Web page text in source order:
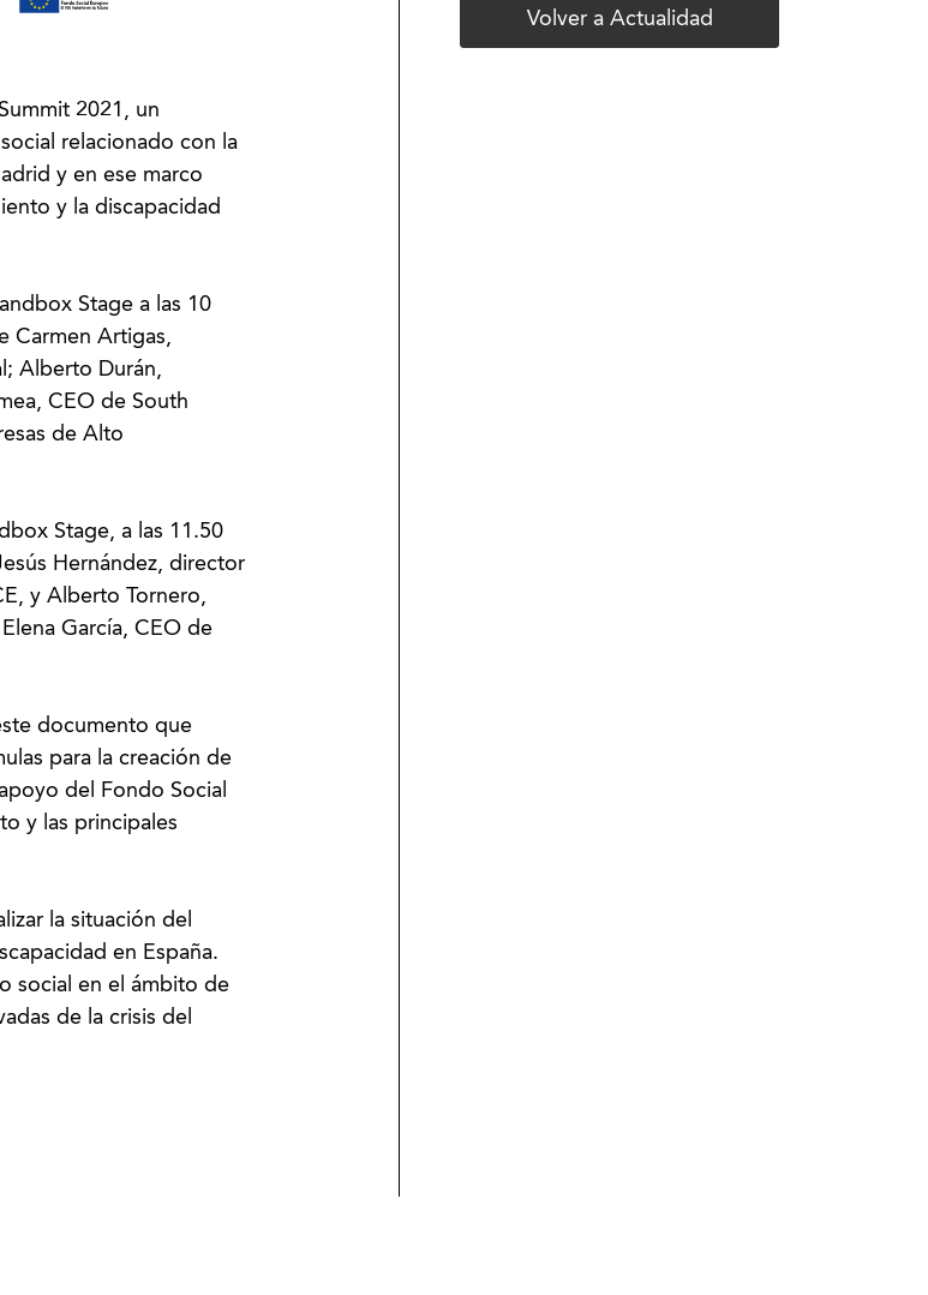
2021, un
relacionado con la
y en ese marco
y la discapacidad
Stage a las 10
Carmen Artigas,
Alberto Durán,
CEO de South
de Alto
Stage, a las 11.50
Hernández, director
y Alberto Tornero,
García, CEO de
documento que
para la creación de
del Fondo Social
y las principales
la situación del
en España.
social en el ámbito de
de la crisis del
Volver a Actualidad